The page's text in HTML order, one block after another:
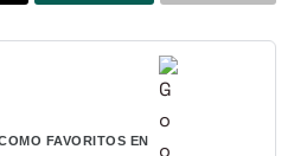
FAVORITOS EN